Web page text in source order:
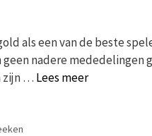
als een van de beste
nadere mededelingen
zijn … Lees meer